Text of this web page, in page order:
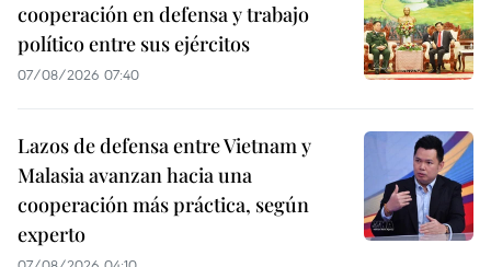
cooperación en defensa y trabajo
político entre sus ejércitos
07/08/2026 07:40
Lazos de defensa entre Vietnam y
Malasia avanzan hacia una
cooperación más práctica, según
experto